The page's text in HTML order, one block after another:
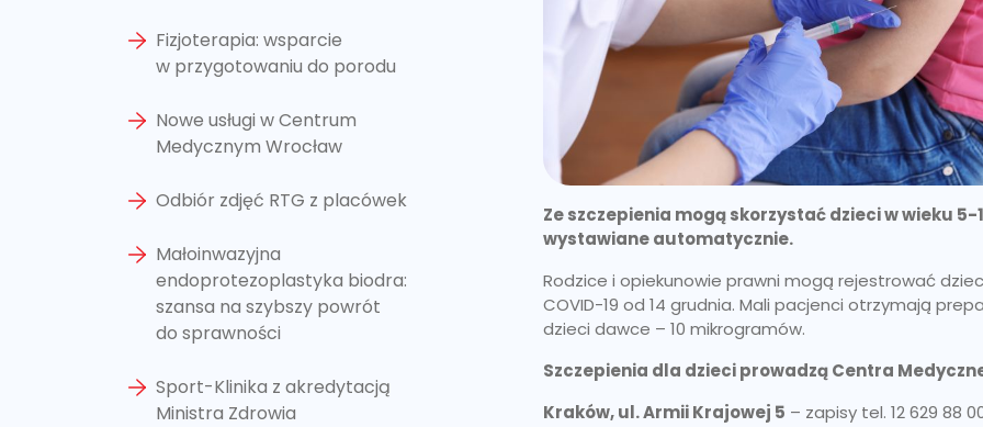
Fizjoterapia: wsparcie
w przygotowaniu do porodu
Nowe usługi w Centrum
Medycznym Wrocław
Odbiór zdjęć RTG z placówek
Małoinwazyjna
endoprotezoplastyka biodra:
szansa na szybszy powrót
do sprawności
Sport-Klinika z akredytacją
Ministra Zdrowia
Ze szczepienia mogą skorzystać dzieci w wieku
wystawiane automatycznie.
Rodzice i opiekunowie prawni mogą rejestrować
COVID-19 od 14 grudnia. Mali pacjenci otrzymają
dzieci dawce – 10 mikrogramów.
Szczepienia dla dzieci prowadzą Centra
Kraków, ul. Armii Krajowej 5 – zapisy tel. 12 629 88